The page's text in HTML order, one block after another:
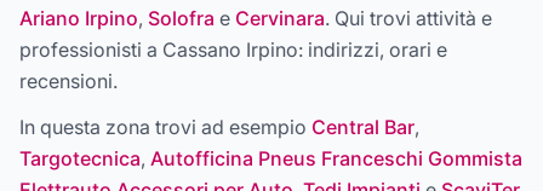
Ariano Irpino, Solofra e Cervinara. Qui trovi attività e
professionisti a Cassano Irpino: indirizzi, orari e
recensioni.
In questa zona trovi ad esempio Central Bar,
Targotecnica, Autofficina Pneus Franceschi Gommista